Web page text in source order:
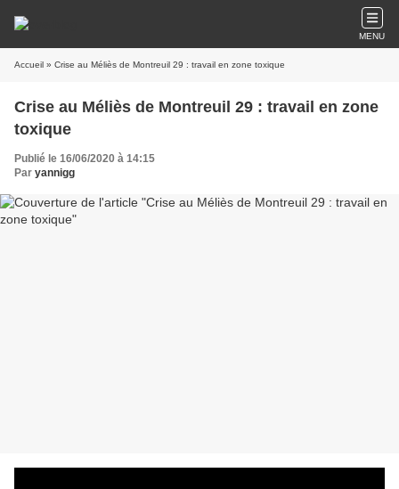
MENU
Accueil » Crise au Méliès de Montreuil 29 : travail en zone toxique
Crise au Méliès de Montreuil 29 : travail en zone
toxique
Publié le 16/06/2020 à 14:15
Par yannigg